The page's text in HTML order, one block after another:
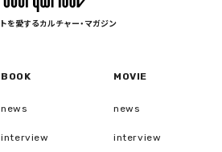
を愛するカルチャー・マガジン
BOOK
news
interview
MOVIE
news
interview